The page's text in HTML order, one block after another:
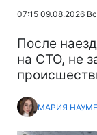
07:15 09.08.2026 Вс
После
на СТО, не
МАРИЯ